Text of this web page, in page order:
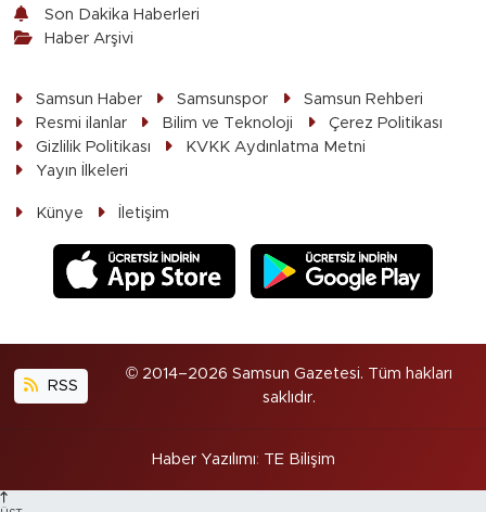
Son Dakika Haberleri
Haber Arşivi
Samsun Haber Samsunspor
Samsun Rehberi
Resmi ilanlar
Bilim ve Teknoloji
Çerez Politikası
Gizlilik Politikası
KVKK Aydınlatma Metni
Yayın İlkeleri
Künye İletişim
RSS
© 2014–2026 Samsun Gazetesi. Tüm hakları
saklıdır.
Haber Yazılımı: TE Bilişim